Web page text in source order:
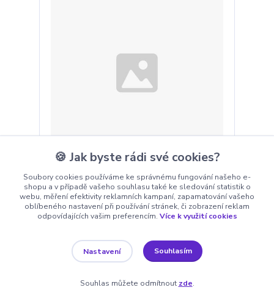
603 Kč
538 Kčbez DPH
Skladem 3
🍪 Jak byste rádi své cookies?
Soubory cookies používáme ke správnému fungování našeho e-
shopu a v případě vašeho souhlasu také ke sledování statistik o
webu, měření efektivity reklamních kampaní, zapamatování vašeho
oblíbeného nastavení při používání stránek, či zobrazení reklam
odpovídajících vašim preferencím. Více k využití cookies
Nastavení Souhlasím
Souhlas můžete odmítnout zde.